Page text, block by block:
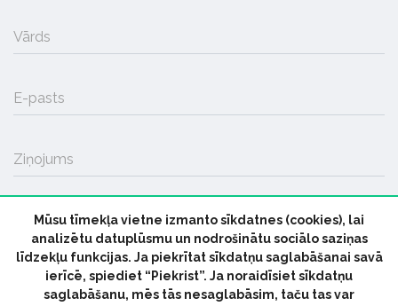
Vārds
E-pasts
Ziņojums
SŪTĪT
Mūsu tīmekļa vietne izmanto sīkdatnes (cookies), lai
analizētu datuplūsmu un nodrošinātu sociālo saziņas
līdzekļu funkcijas. Ja piekrītat sīkdatņu saglabāšanai savā
ierīcē, spiediet “Piekrist”. Ja noraidīsiet sīkdatņu
saglabāšanu, mēs tās nesaglabāsim, taču tas var